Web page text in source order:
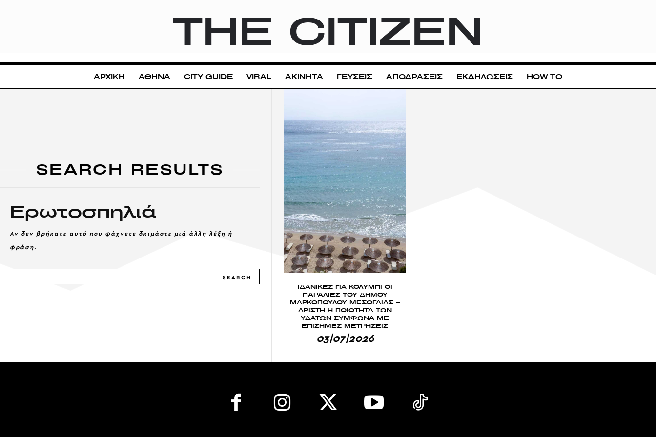
THE CITIZEN
ΑΡΧΙΚΗ ΑΘΗΝΑ CITY GUIDE VIRAL ΑΚΙΝΗΤΑ ΓΕΥΣΕΙΣ ΑΠΟΔΡΑΣΕΙΣ ΕΚΔΗΛΩΣΕΙΣ HOW TO
SEARCH RESULTS
Ερωτοσπηλιά
Αν δεν βρήκατε αυτό που ψάχνετε δκιμάστε μιά άλλη λέξη ή
φράση.
SEARCH
ΙΔΑΝΙΚΕΣ ΓΙΑ ΚΟΛΥΜΠΙ ΟΙ
ΠΑΡΑΛΙΕΣ ΤΟΥ ΔΗΜΟΥ
ΜΑΡΚΟΠΟΥΛΟΥ ΜΕΣΟΓΑΙΑΣ –
ΑΡΙΣΤΗ Η ΠΟΙΟΤΗΤΑ ΤΩΝ
ΥΔΑΤΩΝ ΣΥΜΦΩΝΑ ΜΕ
ΕΠΙΣΗΜΕΣ ΜΕΤΡΗΣΕΙΣ
03|07|2026